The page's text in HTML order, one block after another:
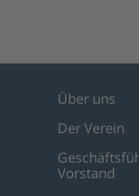
Über uns
Der Verein
Vorstand